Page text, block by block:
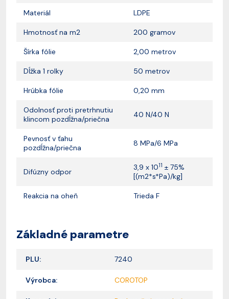
Materiál LDPE
Hmotnosť na m2 200 gramov
Šírka fólie 2,00 metrov
Dĺžka 1 rolky 50 metrov
Hrúbka fólie 0,20 mm
Odolnosť proti pretrhnutiu
klincom pozdĺžna/priečna
40 N/40 N
Pevnosť v ťahu
pozdĺžna/priečna
8 MPa/6 MPa
Difúzny odpor 3,9 x 1011 ± 75%
[(m2*s*Pa)/kg]
Reakcia na oheň Trieda F
Základné parametre
PLU: 7240
Výrobca: COROTOP